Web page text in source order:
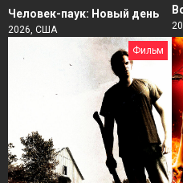
Человек-паук: Новый день
2026, США
Фильм